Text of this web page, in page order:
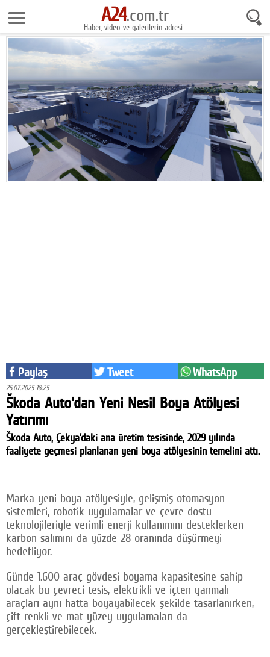
9 Ağustos 2026 3:23:48
Anasayfa
Foto Galeri
Gazeteler
Video Galeri
Gündem
Ekonomi
Yaşam
Bilim
Kültür-sanat
Sağlık
Yazarlar
İletişim
A24 SOSYAL MEDYA
Facebook
Twitter
Google Plus
© 2026 TÜM HAKLARI SAKLIDIR
A24.com.tr
Haber, video ve galerilerin adresi...
Paylaş Tweet WhatsApp
25.07.2025 18:25
Škoda Auto'dan Yeni Nesil Boya Atölyesi
Yatırımı
Škoda Auto, Çekya’daki ana üretim tesisinde, 2029 yılında
faaliyete geçmesi planlanan yeni boya atölyesinin temelini attı.
Marka yeni boya atölyesiyle, gelişmiş otomasyon
sistemleri, robotik uygulamalar ve çevre dostu
teknolojileriyle verimli enerji kullanımını desteklerken
karbon salımını da yüzde 28 oranında düşürmeyi
hedefliyor.
Günde 1.600 araç gövdesi boyama kapasitesine sahip
olacak bu çevreci tesis, elektrikli ve içten yanmalı
araçları aynı hatta boyayabilecek şekilde tasarlanırken,
çift renkli ve mat yüzey uygulamaları da
gerçekleştirebilecek.